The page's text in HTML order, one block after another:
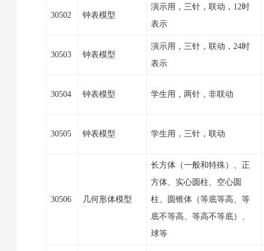
30502 钟表模型
演示用，三针，联动，12时
表示
30503 钟表模型
演示用，三针，联动，24时
表示
30504 钟表模型 学生用，两针，非联动
30505 钟表模型 学生用，三针，联动
30506 几何形体模型
长方体（一般和特殊）、正
方体、实心圆柱、空心圆
柱、圆锥体（等底等高、等
底不等高、等高不等底）、
球等